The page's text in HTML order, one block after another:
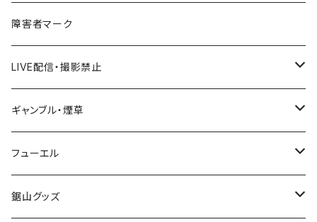
国道600～699号線
国道700～799号線
ROUTE600～699号線
ROUTE700～799号線
ROUTE 600～699号線
ROUTE 700～799号線
ROUTE 600～699号線
ROUTE 700～799号線
秋田県
Tシャツ
ステッカー
山形県
福島県
茨城県
栃木県
障害者マーク
LIVE配信・撮影禁止
LIVE配信禁止
撮影禁止
ギャンブル・煙草
ホテルキーホルダー
たばこ・禁煙ステッカー
フューエル
ステッカー
鋸山グッズ